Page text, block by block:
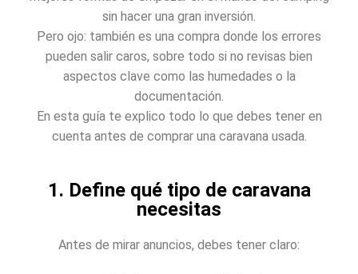
sin hacer una gran inversión.
Pero ojo: también es una compra donde los errores
pueden salir caros, sobre todo si no revisas bien
aspectos clave como las humedades o la
documentación.
En esta guía te explico todo lo que debes tener en
cuenta antes de comprar una caravana usada.
1. Define qué tipo de caravana
necesitas
Antes de mirar anuncios, debes tener claro: